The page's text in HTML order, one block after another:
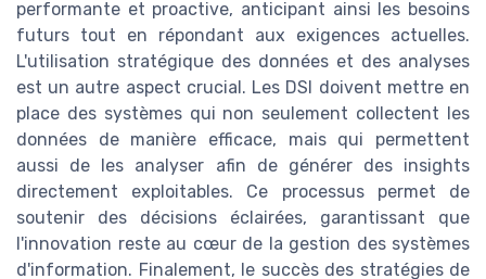
performante et proactive, anticipant ainsi les besoins
futurs tout en répondant aux exigences actuelles.
L'utilisation stratégique des données et des analyses
est un autre aspect crucial. Les DSI doivent mettre en
place des systèmes qui non seulement collectent les
données de manière efficace, mais qui permettent
aussi de les analyser afin de générer des insights
directement exploitables. Ce processus permet de
soutenir des décisions éclairées, garantissant que
l'innovation reste au cœur de la gestion des systèmes
d'information. Finalement, le succès des stratégies de